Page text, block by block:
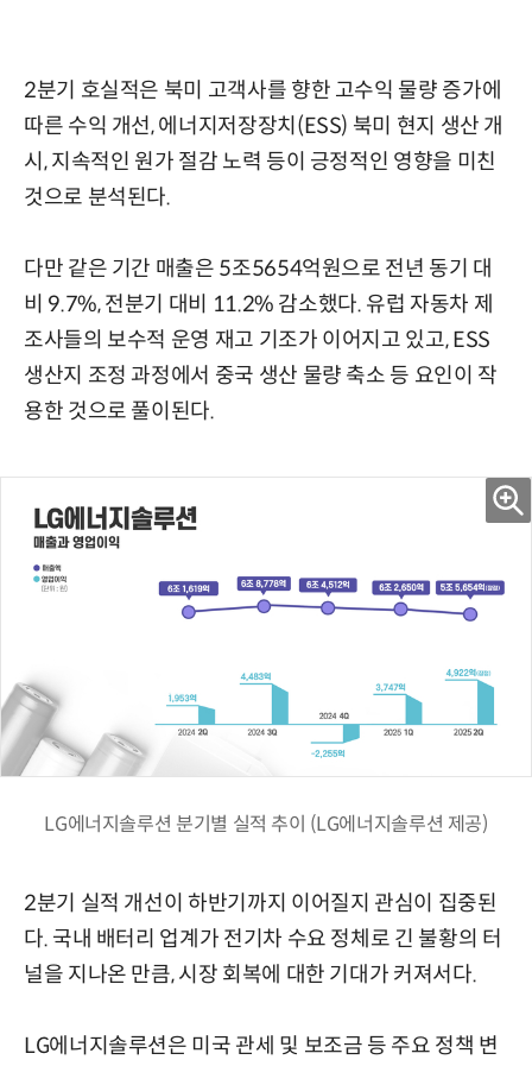
2분기 호실적은 북미 고객사를 향한 고수익 물량 증가에
따른 수익 개선, 에너지저장장치(ESS) 북미 현지 생산 개
시, 지속적인 원가 절감 노력 등이 긍정적인 영향을 미친
것으로 분석된다.
다만 같은 기간 매출은 5조5654억원으로 전년 동기 대
비 9.7%, 전분기 대비 11.2% 감소했다. 유럽 자동차 제
조사들의 보수적 운영 재고 기조가 이어지고 있고, ESS
생산지 조정 과정에서 중국 생산 물량 축소 등 요인이 작
용한 것으로 풀이된다.
LG에너지솔루션 분기별 실적 추이 (LG에너지솔루션 제공)
2분기 실적 개선이 하반기까지 이어질지 관심이 집중된
다. 국내 배터리 업계가 전기차 수요 정체로 긴 불황의 터
널을 지나온 만큼, 시장 회복에 대한 기대가 커져서다.
LG에너지솔루션은 미국 관세 및 보조금 등 주요 정책 변